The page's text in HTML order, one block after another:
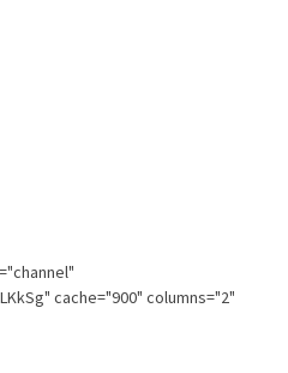
cache="900" columns="2"